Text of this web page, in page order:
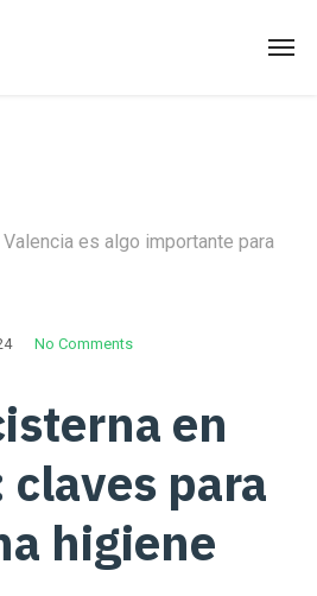
No Comments
en
claves para
higiene